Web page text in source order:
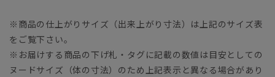
※商品の仕上がりサイズ（出来上がり寸法）は上記のサイズ表
をご覧下さい。
※お届けする商品の下げ札・タグに記載の数値は目安としての
ヌードサイズ（体の寸法）のため上記表示と異なる場合があり